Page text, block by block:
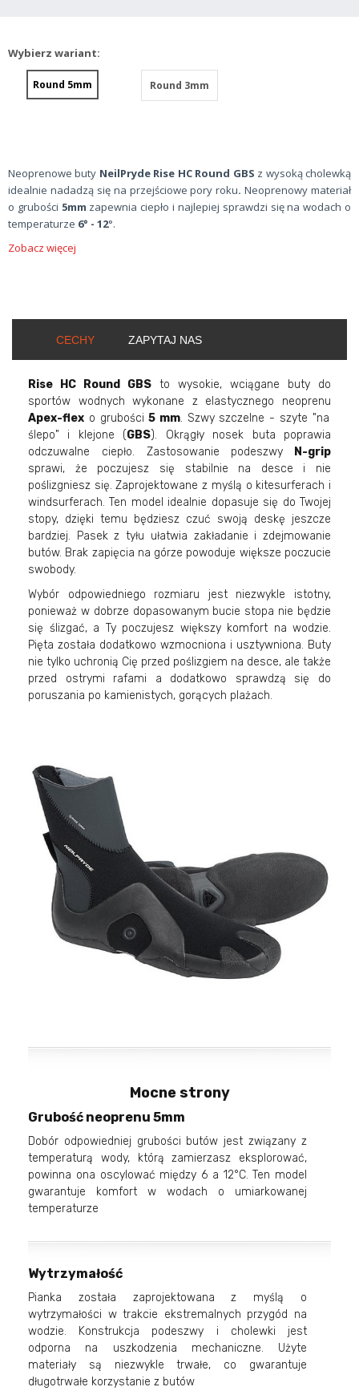
Wybierz wariant:
Round 5mm Round 3mm
Neoprenowe buty NeilPryde Rise HC Round GBS z wysoką cholewką
idealnie nadadzą się na przejściowe pory roku.Neoprenowy materiał
o grubości 5mm zapewnia ciepło i najlepiej sprawdzi się na wodach o
temperaturze 6° - 12°.
Zobacz więcej
CECHY ZAPYTAJ NAS
Rise HC Round GBS to wysokie, wciągane buty do
sportów wodnych wykonane z elastycznego neoprenu
Apex-flex o grubości 5 mm. Szwy szczelne - szyte "na
ślepo" i klejone (GBS). Okrągły nosek buta poprawia
odczuwalne ciepło. Zastosowanie podeszwy N-grip
sprawi, że poczujesz się stabilnie na desce i nie
poślizgniesz się. Zaprojektowane z myślą o kitesurferach i
windsurferach. Ten model idealnie dopasuje się do Twojej
stopy, dzięki temu będziesz czuć swoją deskę jeszcze
bardziej. Pasek z tyłu ułatwia zakładanie i zdejmowanie
butów. Brak zapięcia na górze powoduje większe poczucie
swobody.
Wybór odpowiedniego rozmiaru jest niezwykle istotny,
ponieważ w dobrze dopasowanym bucie stopa nie będzie
się ślizgać, a Ty poczujesz większy komfort na wodzie.
Pięta została dodatkowo wzmocniona i usztywniona. Buty
nie tylko uchronią Cię przed poślizgiem na desce, ale także
przed ostrymi rafami a dodatkowo sprawdzą się do
poruszania po kamienistych, gorących plażach.
Mocne strony
Grubość neoprenu 5mm
Dobór odpowiedniej grubości butów jest związany z
temperaturą wody, którą zamierzasz eksplorować,
powinna ona oscylować między 6 a 12°C. Ten model
gwarantuje komfort w wodach o umiarkowanej
temperaturze
Wytrzymałość
Pianka została zaprojektowana z myślą o
wytrzymałości w trakcie ekstremalnych przygód na
wodzie. Konstrukcja podeszwy i cholewki jest
odporna na uszkodzenia mechaniczne. Użyte
materiały są niezwykle trwałe, co gwarantuje
długotrwałe korzystanie z butów